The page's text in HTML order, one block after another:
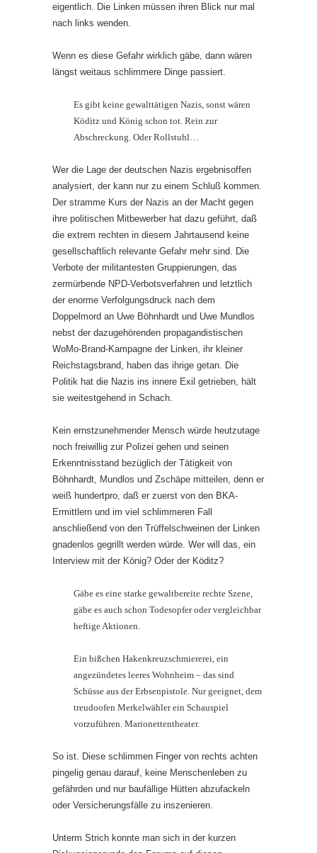
eigentlich. Die Linken müssen ihren Blick nur mal
nach links wenden.
Wenn es diese Gefahr wirklich gäbe, dann wären
längst weitaus schlimmere Dinge passiert.
Es gibt keine gewalttätigen Nazis, sonst wären
Köditz und König schon tot. Rein zur
Abschreckung. Oder Rollstuhl…
Wer die Lage der deutschen Nazis ergebnisoffen
analysiert, der kann nur zu einem Schluß kommen.
Der stramme Kurs der Nazis an der Macht gegen
ihre politischen Mitbewerber hat dazu geführt, daß
die extrem rechten in diesem Jahrtausend keine
gesellschaftlich relevante Gefahr mehr sind. Die
Verbote der militantesten Gruppierungen, das
zermürbende NPD-Verbotsverfahren und letztlich
der enorme Verfolgungsdruck nach dem
Doppelmord an Uwe Böhnhardt und Uwe Mundlos
nebst der dazugehörenden propagandistischen
WoMo-Brand-Kampagne der Linken, ihr kleiner
Reichstagsbrand, haben das ihrige getan. Die
Politik hat die Nazis ins innere Exil getrieben, hält
sie weitestgehend in Schach.
Kein ernstzunehmender Mensch würde heutzutage
noch freiwillig zur Polizei gehen und seinen
Erkenntnisstand bezüglich der Tätigkeit von
Böhnhardt, Mundlos und Zschäpe mitteilen, denn er
weiß hundertpro, daß er zuerst von den BKA-
Ermittlern und im viel schlimmeren Fall
anschließend von den Trüffelschweinen der Linken
gnadenlos gegrillt werden würde. Wer will das, ein
Interview mit der König? Oder der Köditz?
Gäbe es eine starke gewaltbereite rechte Szene,
gäbe es auch schon Todesopfer oder vergleichbar
heftige Aktionen.
Ein bißchen Hakenkreuzschmiererei, ein
angezündetes leeres Wohnheim – das sind
Schüsse aus der Erbsenpistole. Nur geeignet, dem
treudoofen Merkelwähler ein Schauspiel
vorzuführen. Marionettentheater.
So ist. Diese schlimmen Finger von rechts achten
pingelig genau darauf, keine Menschenleben zu
gefährden und nur baufällige Hütten abzufackeln
oder Versicherungsfälle zu inszenieren.
Unterm Strich konnte man sich in der kurzen